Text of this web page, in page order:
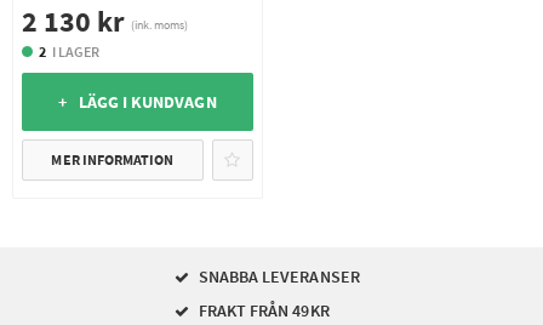
2 130 kr (ink. moms)
2 I LAGER
+ LÄGG I KUNDVAGN
MER INFORMATION
SNABBA LEVERANSER
FRAKT FRÅN 49KR